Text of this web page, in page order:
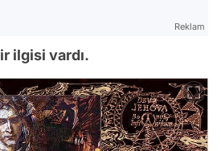
Reklam
ilgisi vardı.